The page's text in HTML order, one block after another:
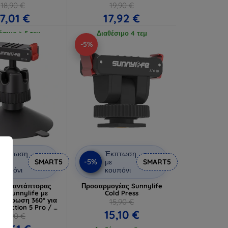
18,90 €
€
> 5 τεμ
19,90 €
17,92 €
Διαθέσιμο 4 τεμ
Έκπτωση
κουπόνι
SMART5
αντάπτορας
Sunnylife με
360° για
/ Action 5 Pro / 4
/ 3
25,90 €
-5%
-5%
Έκπτωση
με
κουπόνι
SMART5
Προσαρμογέας Sunnylife
Cold Press
15,90 €
15,10 €